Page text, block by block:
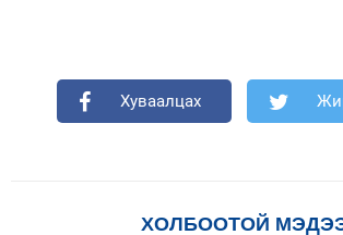
Хуваалцах
ХОЛБООТОЙ